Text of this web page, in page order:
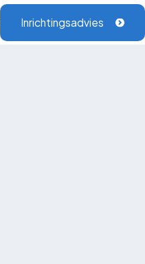
Inrichtingsadvies